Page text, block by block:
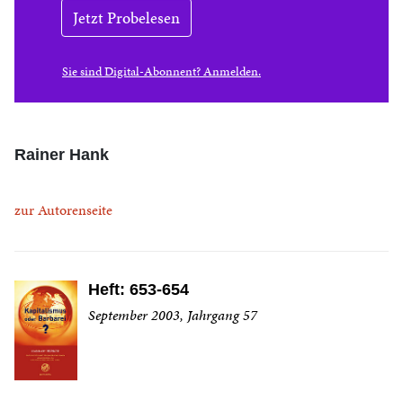
Jetzt Probelesen
Sie sind Digital-Abonnent? Anmelden.
Rainer Hank
zur Autorenseite
Heft: 653-654
September 2003, Jahrgang 57